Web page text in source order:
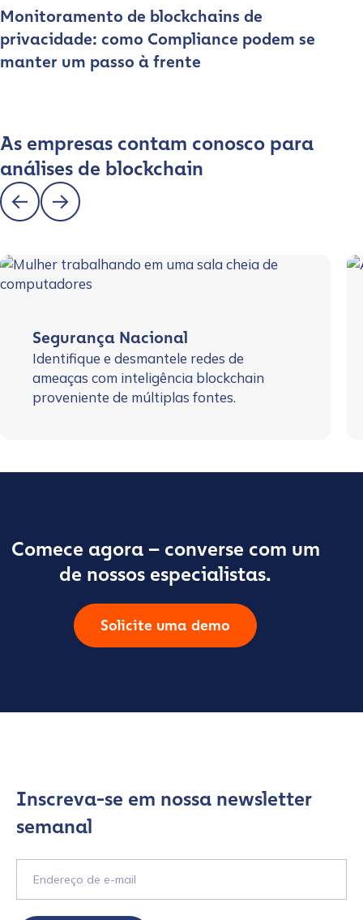
Monitoramento de blockchains de
privacidade: como Compliance podem se
manter um passo à frente
As empresas contam conosco para
análises de blockchain
Segurança Nacional
Identifique e desmantele redes de
ameaças com inteligência blockchain
proveniente de múltiplas fontes.
Comece agora – converse com um
de nossos especialistas.
Solicite uma demo
Inscreva-se em nossa newsletter
semanal